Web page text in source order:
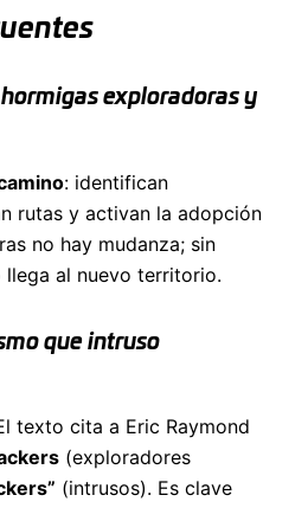
exploradoras y
: identifican
rutas y activan la adopción
no hay mudanza; sin
al nuevo territorio.
que intruso
texto cita a Eric Raymond
(exploradores
(intrusos). Es clave